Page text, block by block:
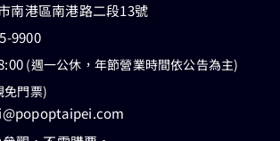
南港區南港路二段13號
9900
(週一公休，年節營業時間依公告為主)
免門票)